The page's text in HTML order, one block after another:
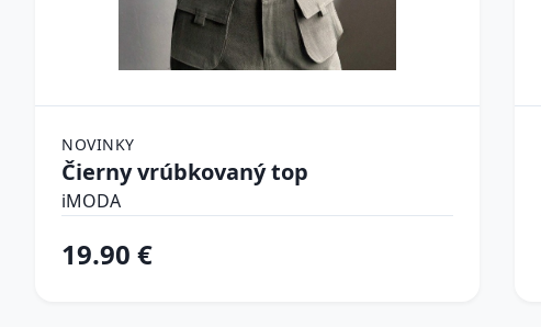
NOVINKY
Čierny vrúbkovaný top
iMODA
19.90 €